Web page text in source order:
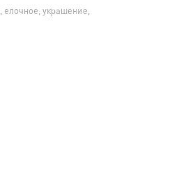
елочное, украшение,